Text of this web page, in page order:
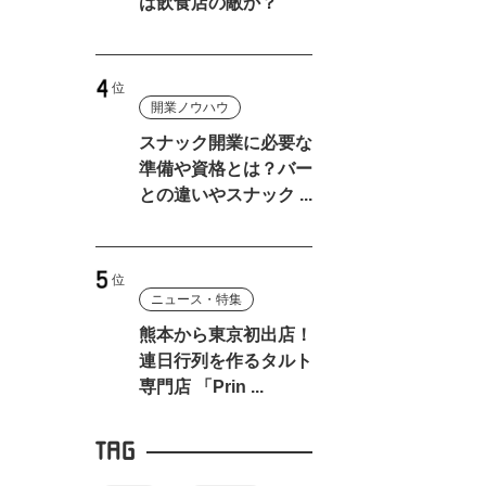
開業ノウハウ
スナック開業に必要な
準備や資格とは？バー
との違いやスナック ...
ニュース・特集
熊本から東京初出店！
連日行列を作るタルト
専門店 「Prin ...
TAG